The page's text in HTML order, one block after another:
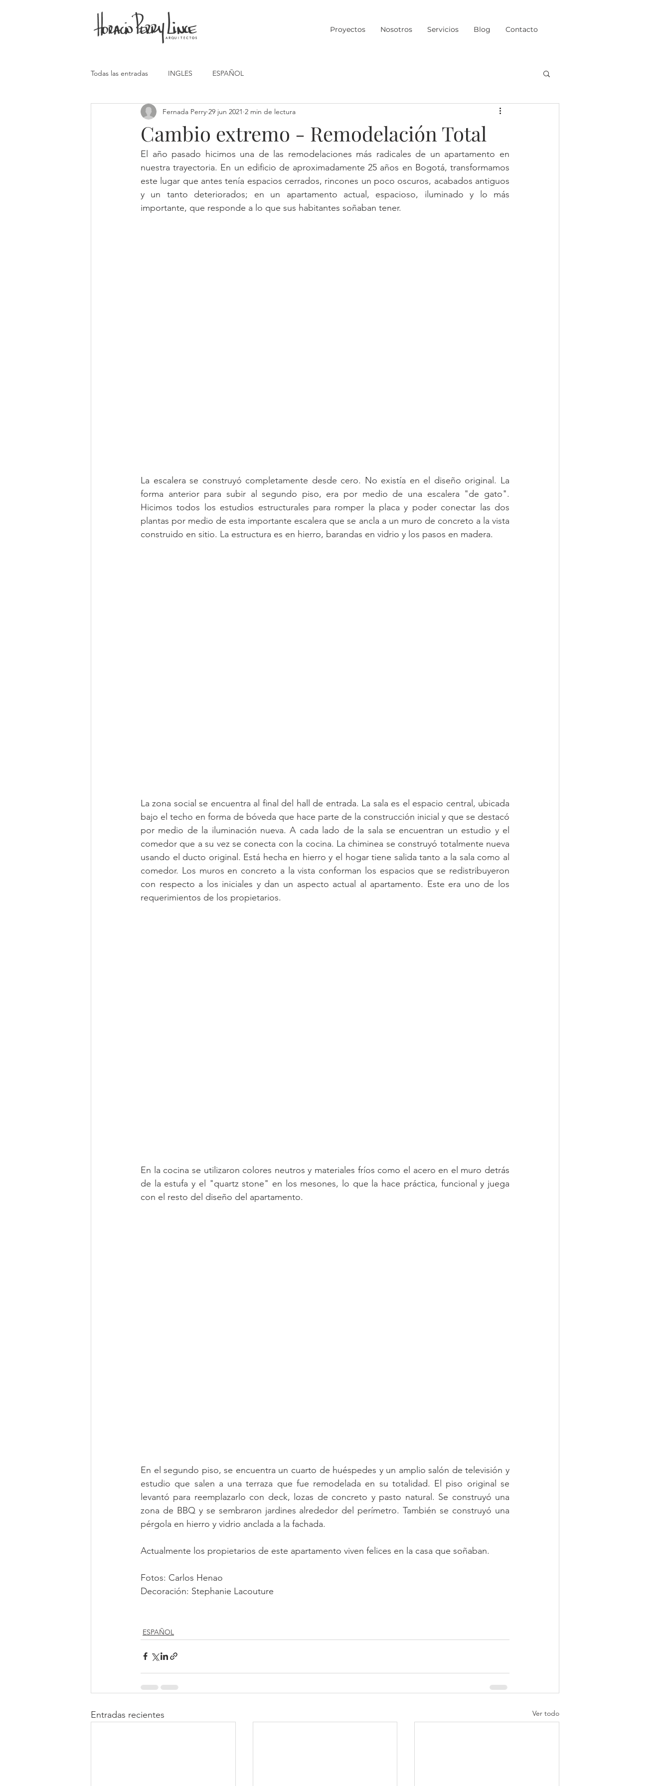
Proyectos Nosotros Servicios Blog Contacto
Todas las entradas INGLES ESPAÑOL
Cambio extremo - Remodelación Total
Fernada Perry 29 jun 2021 2 min de lectura
El año pasado hicimos una de las remodelaciones más radicales de un apartamento en
nuestra trayectoria. En un edificio de aproximadamente 25 años en Bogotá, transformamos
este lugar que antes tenía espacios cerrados, rincones un poco oscuros, acabados antiguos
y un tanto deteriorados; en un apartamento actual, espacioso, iluminado y lo más
importante, que responde a lo que sus habitantes soñaban tener.
La escalera se construyó completamente desde cero. No existía en el diseño original. La
forma anterior para subir al segundo piso, era por medio de una escalera "de gato".
Hicimos todos los estudios estructurales para romper la placa y poder conectar las dos
plantas por medio de esta importante escalera que se ancla a un muro de concreto a la vista
construido en sitio. La estructura es en hierro, barandas en vidrio y los pasos en madera.
La zona social se encuentra al final del hall de entrada. La sala es el espacio central, ubicada
bajo el techo en forma de bóveda que hace parte de la construcción inicial y que se destacó
por medio de la iluminación nueva. A cada lado de la sala se encuentran un estudio y el
comedor que a su vez se conecta con la cocina. La chiminea se construyó totalmente nueva
usando el ducto original. Está hecha en hierro y el hogar tiene salida tanto a la sala como al
comedor. Los muros en concreto a la vista conforman los espacios que se redistribuyeron
con respecto a los iniciales y dan un aspecto actual al apartamento. Este era uno de los
requerimientos de los propietarios.
En la cocina se utilizaron colores neutros y materiales fríos como el acero en el muro detrás
de la estufa y el "quartz stone" en los mesones, lo que la hace práctica, funcional y juega
con el resto del diseño del apartamento.
En el segundo piso, se encuentra un cuarto de huéspedes y un amplio salón de televisión y
estudio que salen a una terraza que fue remodelada en su totalidad. El piso original se
levantó para reemplazarlo con deck, lozas de concreto y pasto natural. Se construyó una
zona de BBQ y se sembraron jardines alrededor del perímetro. También se construyó una
pérgola en hierro y vidrio anclada a la fachada.
Actualmente los propietarios de este apartamento viven felices en la casa que soñaban.
Fotos: Carlos Henao
Decoración: Stephanie Lacouture
ESPAÑOL
Entradas recientes Ver todo